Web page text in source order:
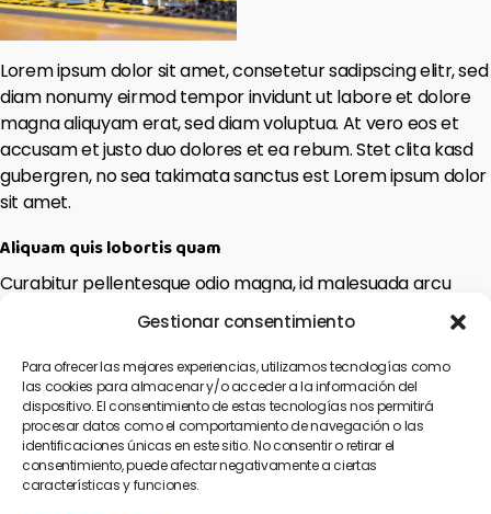
Gestionar consentimiento
Para ofrecer las mejores experiencias, utilizamos tecnologías como
las cookies para almacenar y/o acceder a la información del
dispositivo. El consentimiento de estas tecnologías nos permitirá
procesar datos como el comportamiento de navegación o las
identificaciones únicas en este sitio. No consentir o retirar el
consentimiento, puede afectar negativamente a ciertas
características y funciones.
Lorem ipsum dolor sit amet, consetetur sadipscing elitr, sed
diam nonumy eirmod tempor invidunt ut labore et dolore
magna aliquyam erat, sed diam voluptua. At vero eos et
accusam et justo duo dolores et ea rebum. Stet clita kasd
gubergren, no sea takimata sanctus est Lorem ipsum dolor
sit amet.
Aliquam quis lobortis quam
Curabitur pellentesque odio magna, id malesuada arcu
sodales ut. Sed sed quam ut ex bibendum commodo id id
magna. Aliquam sed ligula sed ante blandit volutpat. Ut
bibendum, nisi et mattis vulputate, odio arcu aliquet metus,
nec dapibus risus risus quis lectus.
Lorem ipsum dolor sit amet, consetetur sadipscing elitr, sed
diam nonumy eirmod tempor invidunt ut labore et dolore
magna aliquyam erat, sed diam voluptua. At vero eos et